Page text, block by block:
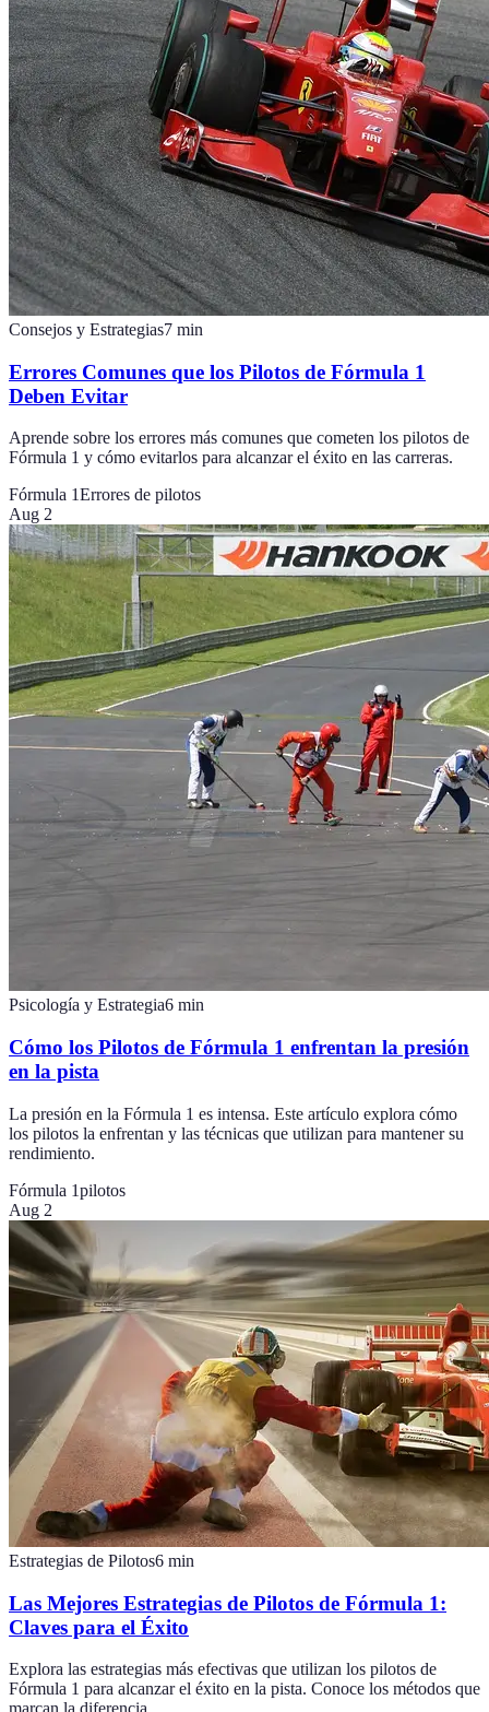
Consejos y Estrategias7 min
Errores Comunes que los Pilotos de Fórmula 1
Deben Evitar
Aprende sobre los errores más comunes que cometen los pilotos de
Fórmula 1 y cómo evitarlos para alcanzar el éxito en las carreras.
Fórmula 1Errores de pilotos
Aug 2
Psicología y Estrategia6 min
Cómo los Pilotos de Fórmula 1 enfrentan la presión
en la pista
La presión en la Fórmula 1 es intensa. Este artículo explora cómo
los pilotos la enfrentan y las técnicas que utilizan para mantener su
rendimiento.
Fórmula 1pilotos
Aug 2
Estrategias de Pilotos6 min
Las Mejores Estrategias de Pilotos de Fórmula 1:
Claves para el Éxito
Explora las estrategias más efectivas que utilizan los pilotos de
Fórmula 1 para alcanzar el éxito en la pista. Conoce los métodos que